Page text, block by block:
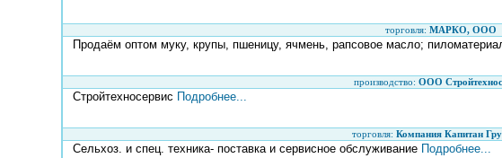
торговля: МАРКО, ООО
Продаём оптом муку, крупы, пшеницу, ячмень, рапсовое масло;
производство: ООО
Стройтехносервис Подробнее...
торговля: Компания Капитан
Сельхоз. и спец. техника- поставка и сервисное обслуживаниеПодробнее...